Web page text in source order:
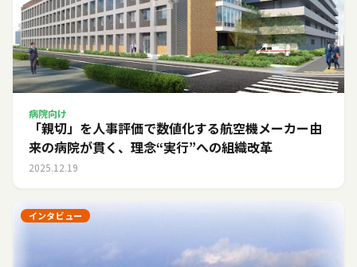
病院向け
「親切」を人事評価で数値化する――航空機メーカー由
来の病院が貫く、理念“実行”への組織改革
2025.12.19
インタビュー